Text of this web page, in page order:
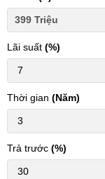
Lãi suất (%)
Thời gian (Năm)
Trả trước (%)